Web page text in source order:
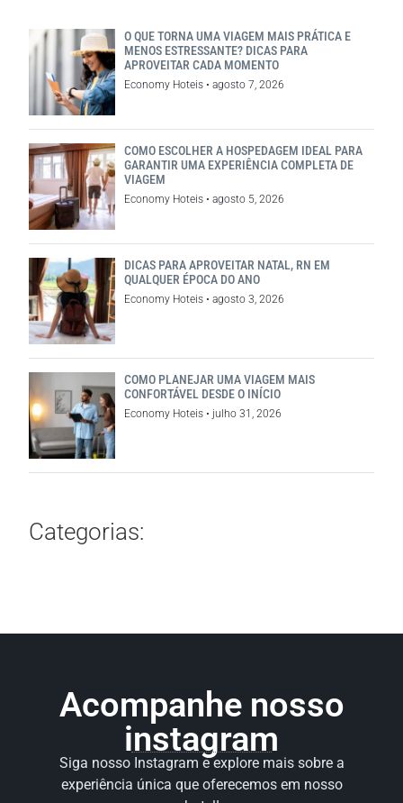
O QUE TORNA UMA VIAGEM MAIS PRÁTICA E
MENOS ESTRESSANTE? DICAS PARA
APROVEITAR CADA MOMENTO
Economy Hoteis agosto 7, 2026
COMO ESCOLHER A HOSPEDAGEM IDEAL PARA
GARANTIR UMA EXPERIÊNCIA COMPLETA DE
VIAGEM
Economy Hoteis agosto 5, 2026
DICAS PARA APROVEITAR NATAL, RN EM
QUALQUER ÉPOCA DO ANO
Economy Hoteis agosto 3, 2026
COMO PLANEJAR UMA VIAGEM MAIS
CONFORTÁVEL DESDE O INÍCIO
Economy Hoteis julho 31, 2026
Categorias:
Acompanhe nosso
instagram
Siga nosso Instagram e explore mais sobre a
experiência única que oferecemos em nosso